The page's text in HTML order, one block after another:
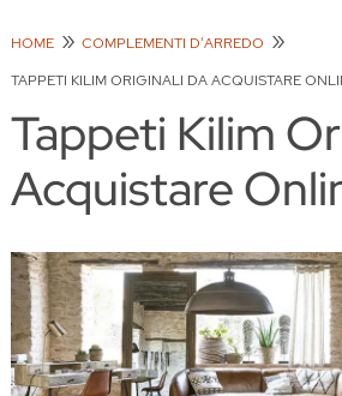
HOME
COMPLEMENTI D'ARREDO
TAPPETI KILIM ORIGINALI DA ACQUISTARE
Tappeti Kilim
Acquistare